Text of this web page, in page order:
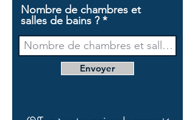
Nombre de chambres et
salles de bains ?
Envoyer